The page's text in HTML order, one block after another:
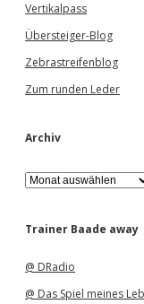
Vertikalpass
Übersteiger-Blog
Zebrastreifenblog
Zum runden Leder
Archiv
A
r
h
Trainer Baade away
@ DRadio
@ Das Spiel meines